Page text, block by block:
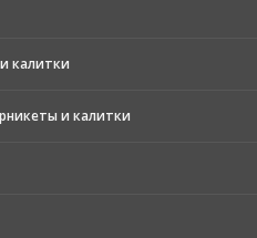
калитки
и калитки